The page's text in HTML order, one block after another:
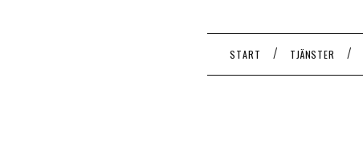
START / TJÄNSTER /